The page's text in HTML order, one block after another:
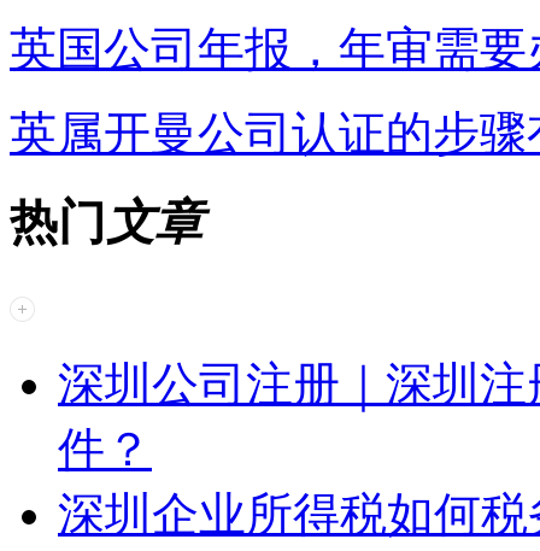
英国公司年报，年审需
英属开曼公司认证的步
热门 文章
深圳公司注册｜深圳
件？
深圳企业所得税如何